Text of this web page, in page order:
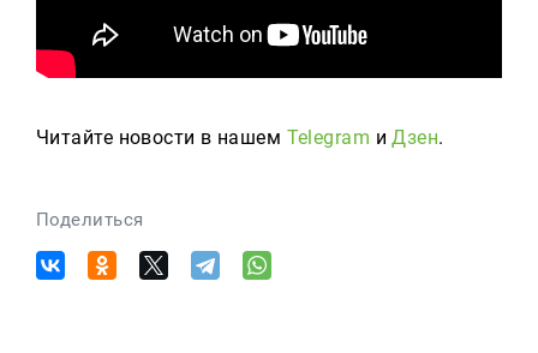
Читайте новости в нашем Telegram иДзен.
Поделиться